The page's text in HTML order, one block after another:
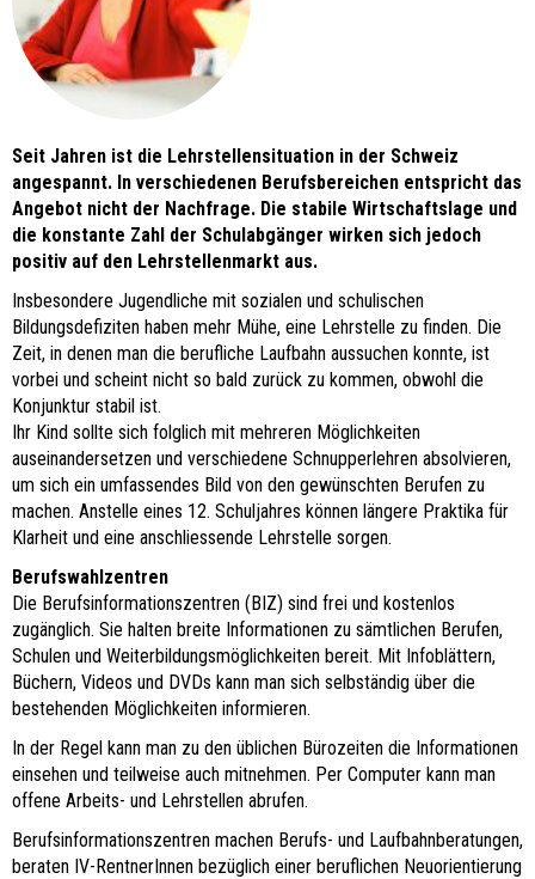
Seit Jahren ist die Lehrstellensituation in der Schweiz
angespannt. In verschiedenen Berufsbereichen entspricht das
Angebot nicht der Nachfrage. Die stabile Wirtschaftslage und
die konstante Zahl der Schulabgänger wirken sich jedoch
positiv auf den Lehrstellenmarkt aus.
Insbesondere Jugendliche mit sozialen und schulischen
Bildungsdefiziten haben mehr Mühe, eine Lehrstelle zu finden. Die
Zeit, in denen man die berufliche Laufbahn aussuchen konnte, ist
vorbei und scheint nicht so bald zurück zu kommen, obwohl die
Konjunktur stabil ist.
Ihr Kind sollte sich folglich mit mehreren Möglichkeiten
auseinandersetzen und verschiedene Schnupperlehren absolvieren,
um sich ein umfassendes Bild von den gewünschten Berufen zu
machen. Anstelle eines 12. Schuljahres können längere Praktika für
Klarheit und eine anschliessende Lehrstelle sorgen.
Berufswahlzentren
Die Berufsinformationszentren (BIZ) sind frei und kostenlos
zugänglich. Sie halten breite Informationen zu sämtlichen Berufen,
Schulen und Weiterbildungsmöglichkeiten bereit. Mit Infoblättern,
Büchern, Videos und DVDs kann man sich selbständig über die
bestehenden Möglichkeiten informieren.
In der Regel kann man zu den üblichen Bürozeiten die Informationen
einsehen und teilweise auch mitnehmen. Per Computer kann man
offene Arbeits- und Lehrstellen abrufen.
Berufsinformationszentren machen Berufs- und Laufbahnberatungen,
beraten IV-RentnerInnen bezüglich einer beruflichen Neuorientierung